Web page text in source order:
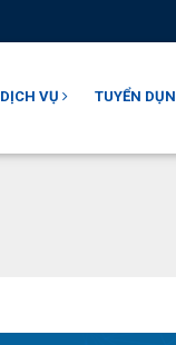
DỊCH VỤ TUYỂN